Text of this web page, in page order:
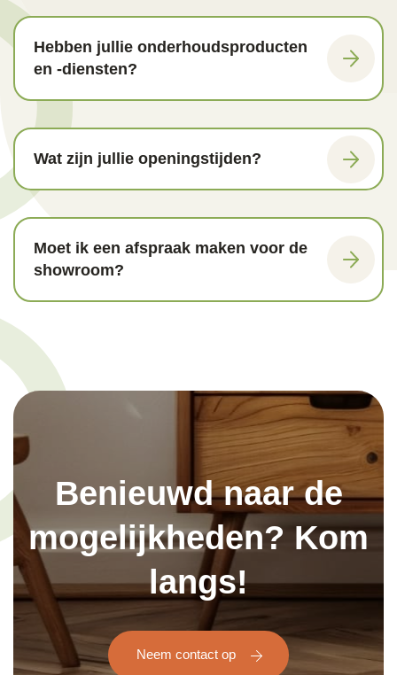
Hebben jullie onderhoudsproducten
en -diensten?
Wat zijn jullie openingstijden?
Moet ik een afspraak maken voor de
showroom?
Benieuwd naar de
mogelijkheden? Kom
langs!
Neem contact op